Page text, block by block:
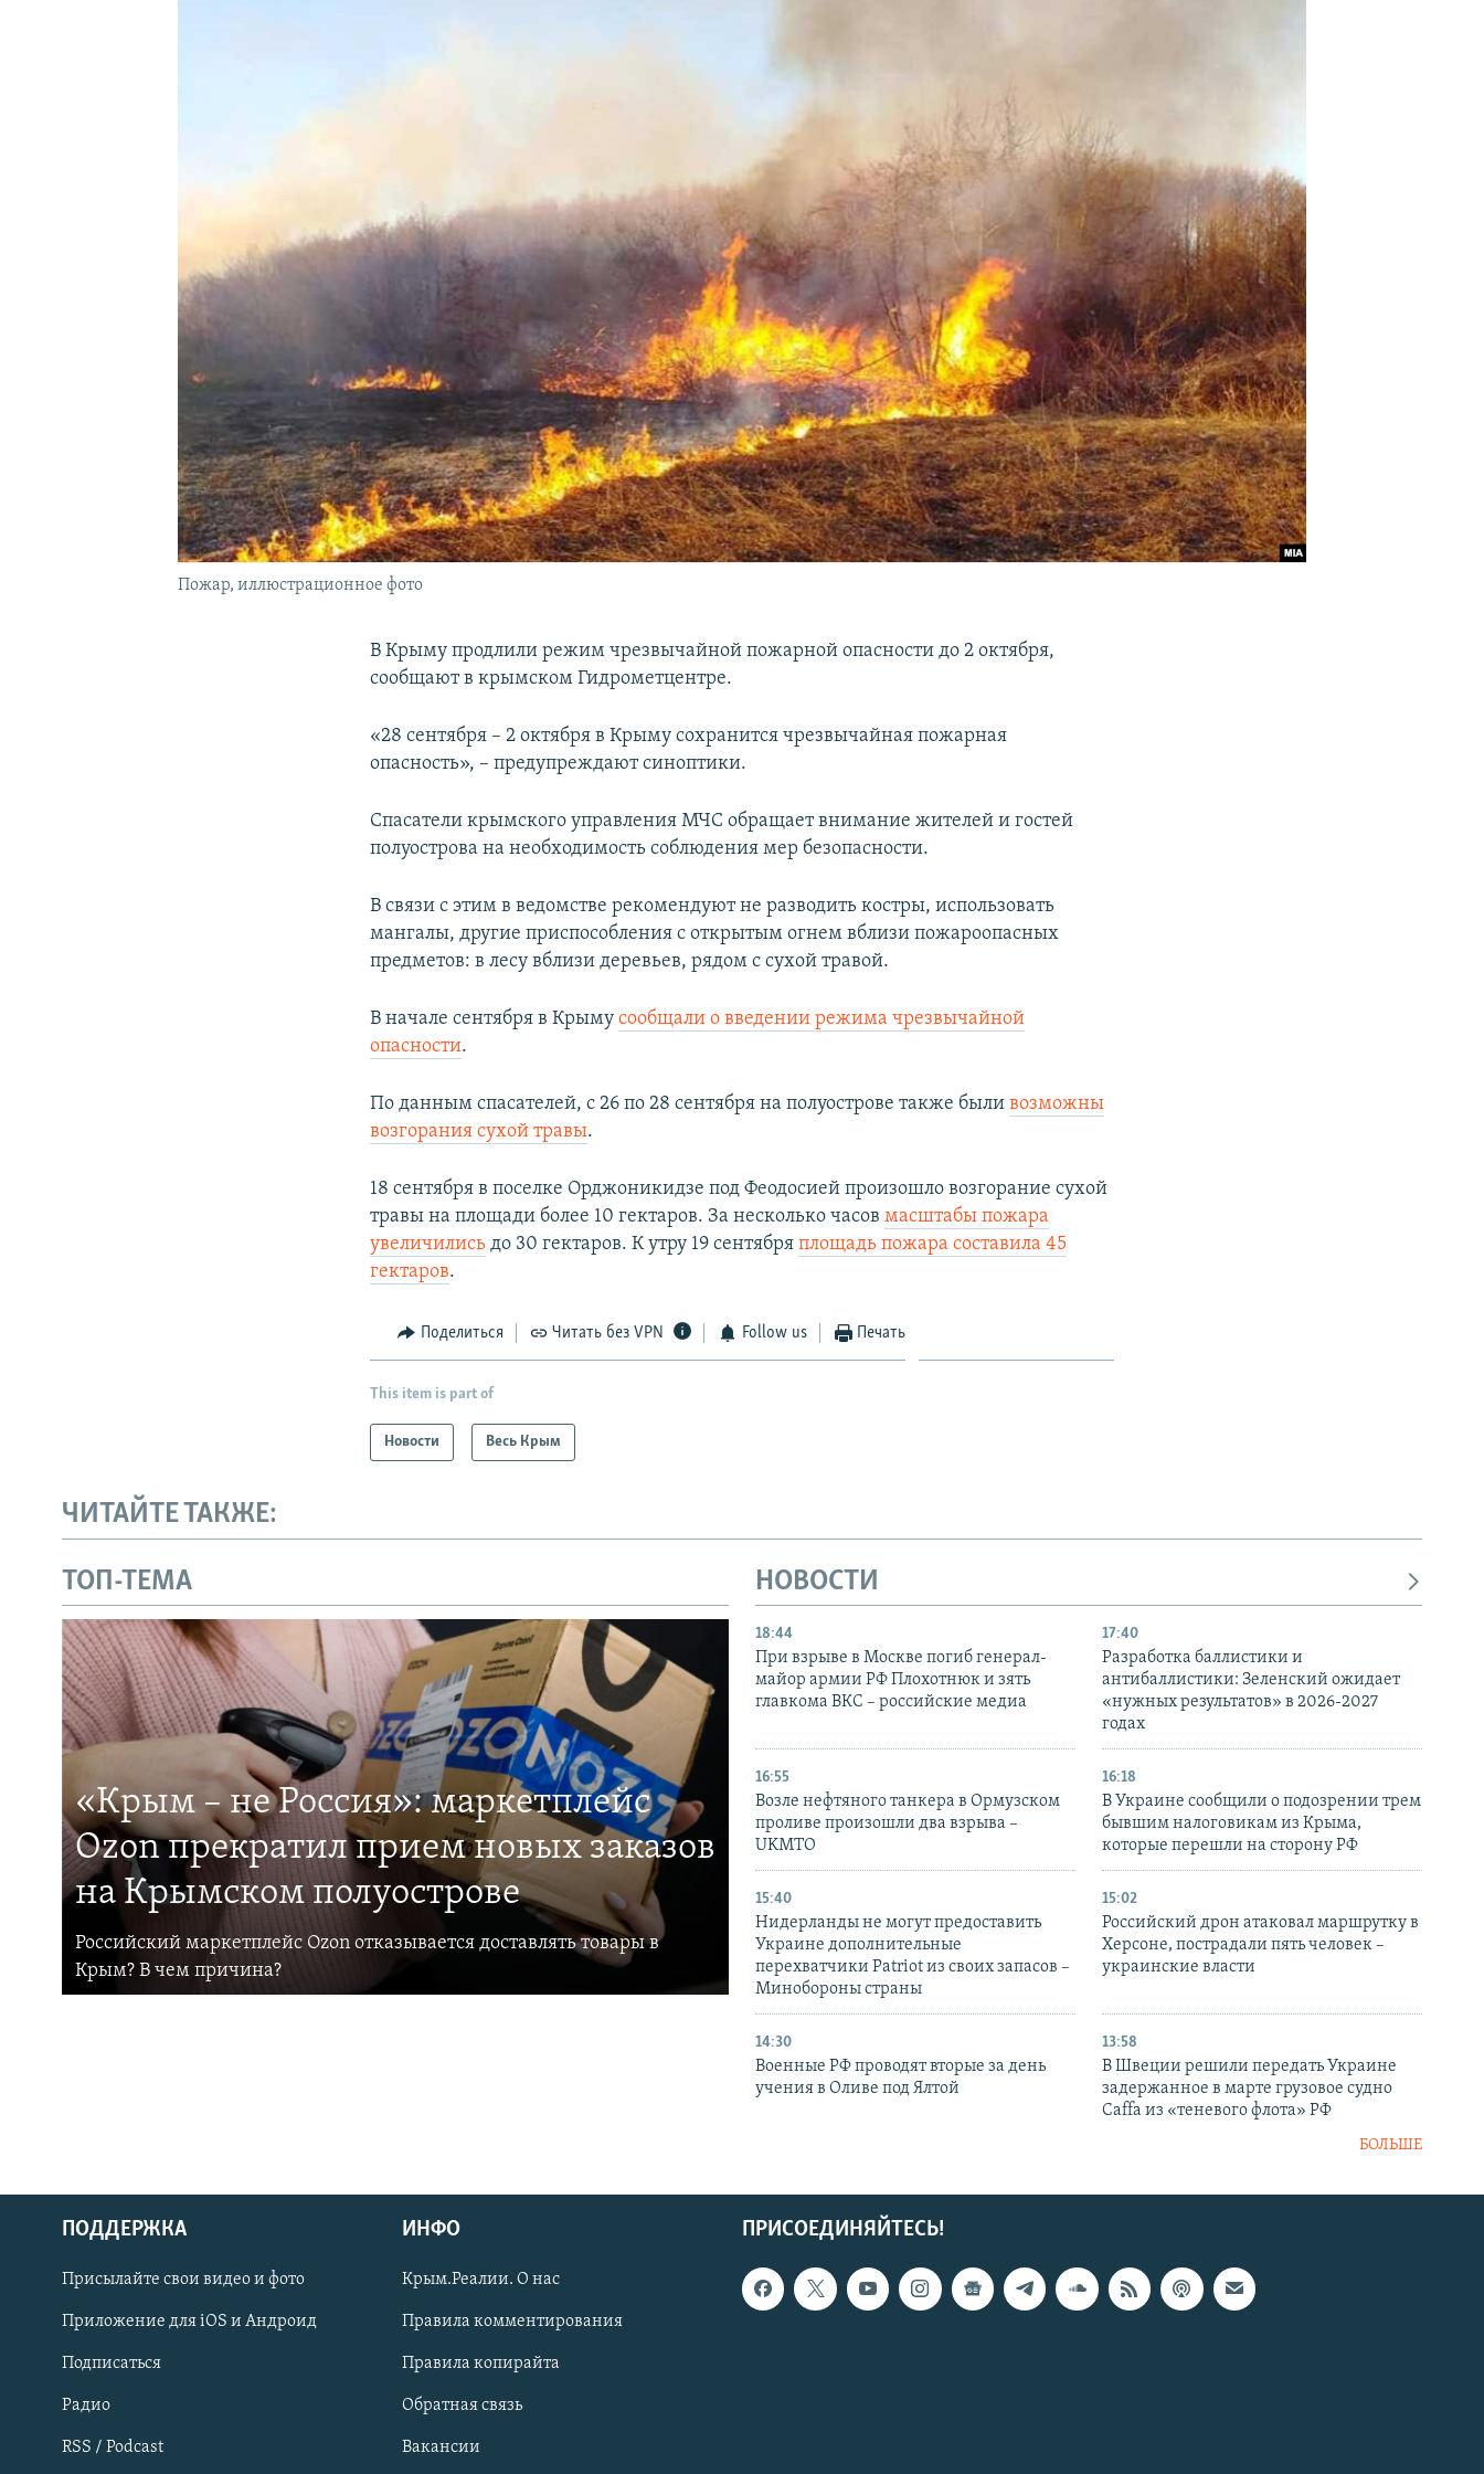
Українською
Qırımtatar
ПРИСОЕДИНЯЙТЕСЬ!
Пожар, иллюстрационное фото
В Крыму продлили режим чрезвычайной пожарной опасности до 2 октября,
сообщают в крымском Гидрометцентре.
«28 сентября – 2 октября в Крыму сохранится чрезвычайная пожарная
опасность», – предупреждают синоптики.
Спасатели крымского управления МЧС обращает внимание жителей и гостей
полуострова на необходимость соблюдения мер безопасности.
В связи с этим в ведомстве рекомендуют не разводить костры, использовать
мангалы, другие приспособления с открытым огнем вблизи пожароопасных
предметов: в лесу вблизи деревьев, рядом с сухой травой.
В начале сентября в Крымусообщали о введении режима чрезвычайной
опасности.
По данным спасателей, с 26 по 28 сентября на полуострове также быливозможны
возгорания сухой травы.
18 сентября в поселке Орджоникидзе под Феодосией произошло возгорание сухой
травы на площади более 10 гектаров. За несколько часовмасштабы пожара
увеличились до 30 гектаров. К утру 19 сентябряплощадь пожара составила 45
гектаров.
Поделиться Читать без VPN Follow us Печать
This item is part of
Новости Весь Крым
ЧИТАЙТЕ ТАКЖЕ:
ТОП-ТЕМА
«Крым – не Россия»: маркетплейс
Ozon прекратил прием новых заказов
на Крымском полуострове
Российский маркетплейс Ozon отказывается доставлять товары в
Крым? В чем причина?
НОВОСТИ
18:44
При взрыве в Москве погиб генерал-
майор армии РФ Плохотнюк и зять
главкома ВКС – российские медиа
17:40
Разработка баллистики и
антибаллистики: Зеленский ожидает
«нужных результатов» в 2026-2027
годах
16:55
Возле нефтяного танкера в Ормузском
проливе произошли два взрыва –
UKMTO
16:18
В Украине сообщили о подозрении трем
бывшим налоговикам из Крыма,
которые перешли на сторону РФ
15:40
Нидерланды не могут предоставить
Украине дополнительные
перехватчики Patriot из своих запасов –
Минобороны страны
15:02
Российский дрон атаковал маршрутку в
Херсоне, пострадали пять человек –
украинские власти
14:30
Военные РФ проводят вторые за день
учения в Оливе под Ялтой
13:58
В Швеции решили передать Украине
задержанное в марте грузовое судно
Caffa из «теневого флота» РФ
БОЛЬШЕ
ПРИСОЕДИНЯЙТЕСЬ!
ПОДДЕРЖКА
Присылайте свои видео и фото
Приложение для iOS и Андроид
Подписаться
Радио
RSS / Podcast
ИНФО
Крым.Реалии. О нас
Правила комментирования
Правила копирайта
Обратная связь
Вакансии